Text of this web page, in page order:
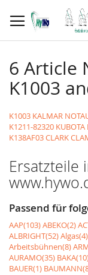
zum
Inhalt
6 Article
K1003
K1003 KALMAR
K1211-82320
K138AF03 CLARK
Ersatzteile
Passend für
AAP(103)ABEKO(2)
ALBRIGHT(52)Algas(4)
Arbeitsbühnen(8)
AURAMO(35)
BAUER(1)